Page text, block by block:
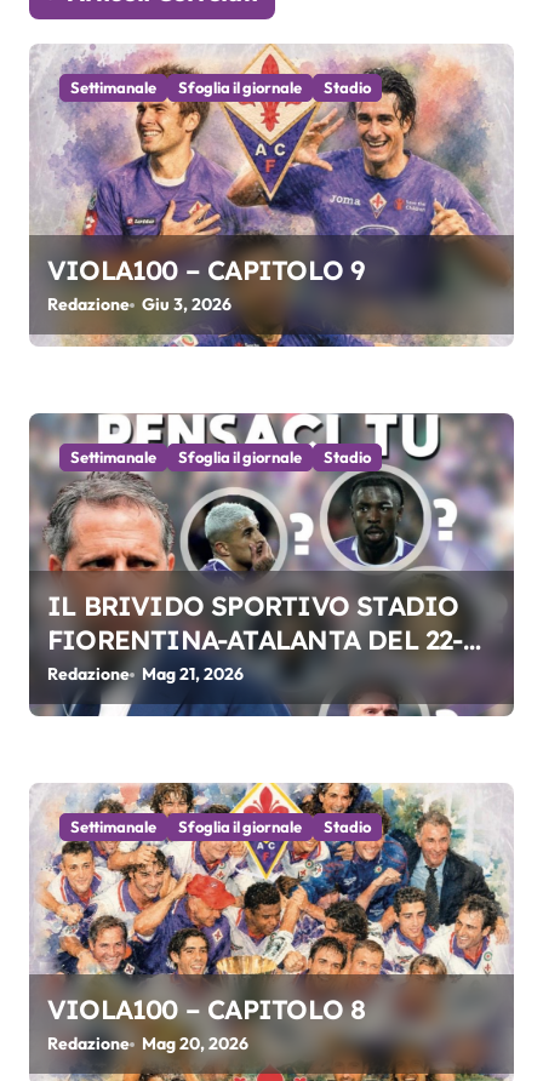
z
i
o
n
e
a
r
i
c
o
l
Settimanale Sfoglia il giornale Stadio
VIOLA100 – CAPITOLO 9
Redazione Giu 3, 2026
Settimanale Sfoglia il giornale Stadio
IL BRIVIDO SPORTIVO STADIO
FIORENTINA-ATALANTA DEL 22-
05-2026
Redazione Mag 21, 2026
Settimanale Sfoglia il giornale Stadio
VIOLA100 – CAPITOLO 8
Redazione Mag 20, 2026